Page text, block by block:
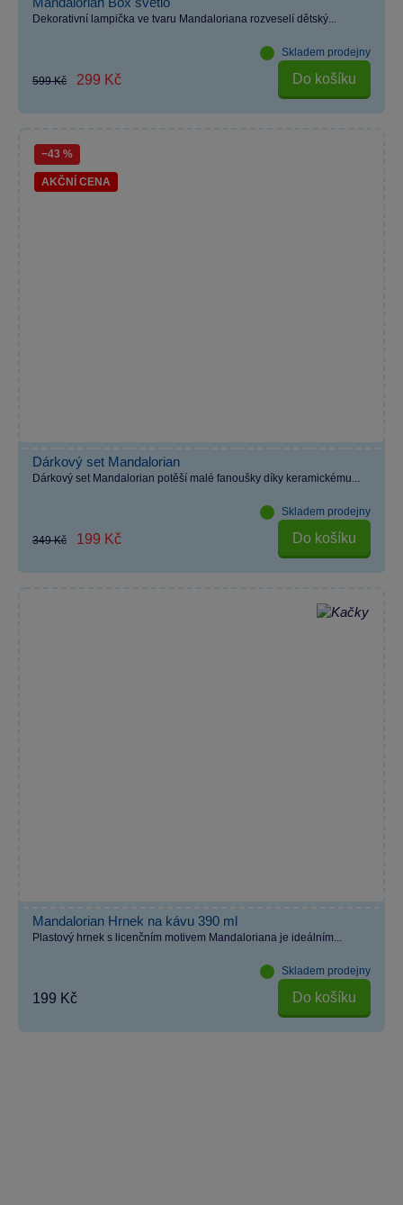
Dekorativní lampička ve tvaru Mandaloriana rozveselí dětský...
Skladem prodejny
599 Kč 299 Kč Do košíku
−43 %
AKČNÍ CENA
Dárkový set Mandalorian
Dárkový set Mandalorian potěší malé fanoušky díky keramickému...
Skladem prodejny
349 Kč 199 Kč Do košíku
Mandalorian Hrnek na kávu 390 ml
Plastový hrnek s licenčním motivem Mandaloriana je ideálním...
Skladem prodejny
199 Kč Do košíku